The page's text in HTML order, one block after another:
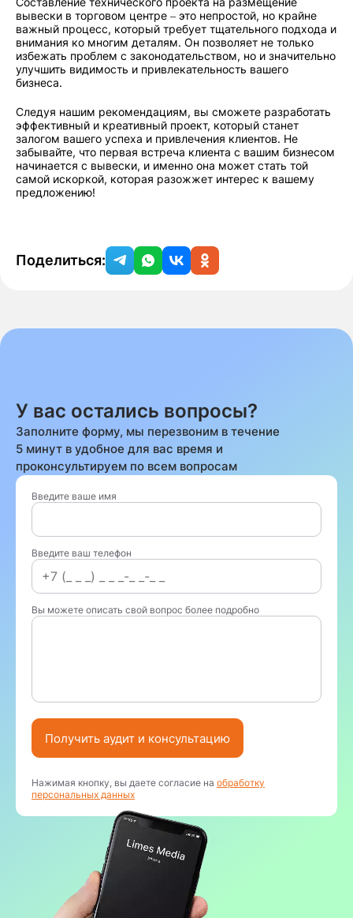
вывески в торговом центре – это непростой, но крайне
важный процесс, который требует тщательного подхода и
внимания ко многим деталям. Он позволяет не только
избежать проблем с законодательством, но и значительно
улучшить видимость и привлекательность вашего
бизнеса.
Следуя нашим рекомендациям, вы сможете разработать
эффективный и креативный проект, который станет
залогом вашего успеха и привлечения клиентов. Не
забывайте, что первая встреча клиента с вашим бизнесом
начинается с вывески, и именно она может стать той
самой искоркой, которая разожжет интерес к вашему
предложению!
Поделиться:
У вас остались вопросы?
Заполните форму, мы перезвоним в течение
5 минут в удобное для вас время и
проконсультируем по всем вопросам
Введите ваше имя
Введите ваш телефон
Вы можете описать свой вопрос более подробно
Получить аудит и консультацию
Нажимая кнопку, вы даете согласие на обработку
персональных данных